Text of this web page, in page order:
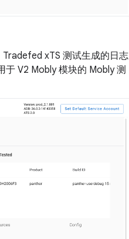
xTS 测试生成的日志
于 V2 Mobly 模块的 Mobly 测